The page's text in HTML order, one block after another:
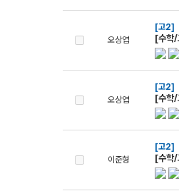
오상엽
[고2]
[수학/
오상엽
[고2]
[수학/
이준형
[고2]
[수학/